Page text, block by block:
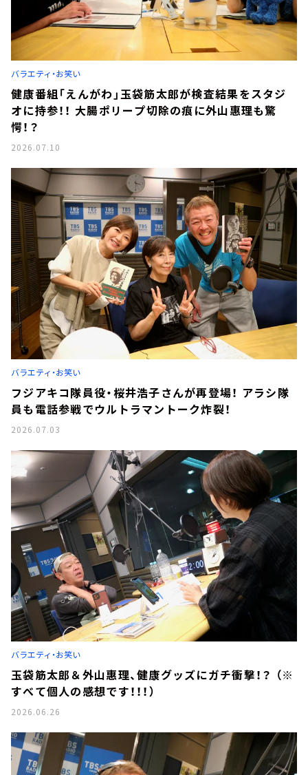
バラエティ・お笑い
健康番組「えんがわ」玉袋筋太郎が検査結果をスタジ
オに持参！！ 大腸ポリープ切除の痕に外山惠理も驚
愕！？
2026.07.10
バラエティ・お笑い
フジアキコ隊員役・桜井浩子さんが再登場！ アラシ隊
員も電話参戦でウルトラマントーク炸裂！
2026.07.03
バラエティ・お笑い
玉袋筋太郎＆外山惠理、健康グッズにガチ衝撃！？ （※
すべて個人の感想です！！！）
2026.06.26